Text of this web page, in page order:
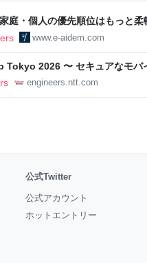
庭・個人の優先順位はもっと
伝えたいこと - りっすん by イ
www.e-aidem.com
Tokyo 2026 〜 セキュアなモバ
組み 〜 - NTT docomo
engineers.ntt.com
公式Twitter
公式アカウント
ホットエントリー